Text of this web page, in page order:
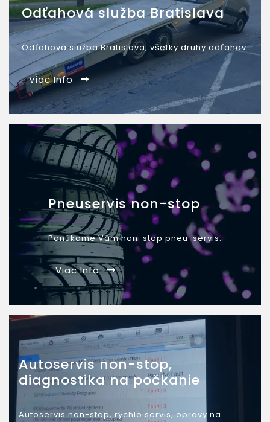
Odťahová služba Bratislava
Odťahová služba Bratislava, všetky druhy odťahov.
Viac Info
Pneuservis non-stop
Ponúkame Vám non-stop pneu-servis.
Viac Info
Autoservis non-stop,
diagnostika na počkanie
Autoservis non-stop, rýchlo servis, opravy na